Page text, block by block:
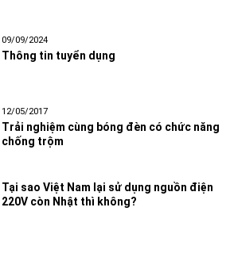
09/09/2024
Thông tin tuyển dụng
12/05/2017
Trải nghiệm cùng bóng đèn có chức năng
chống trộm
Tại sao Việt Nam lại sử dụng nguồn điện
220V còn Nhật thì không?